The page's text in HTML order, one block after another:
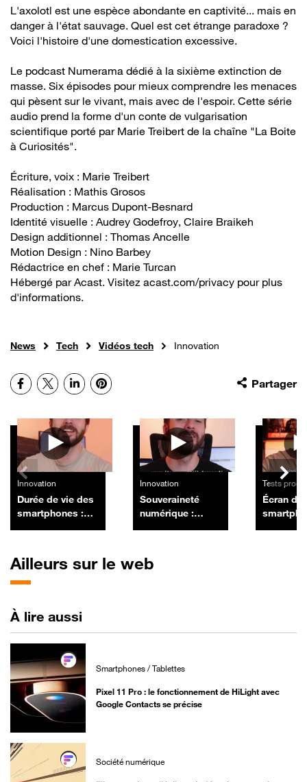
L'axolotl est une espèce abondante en captivité... mais en
danger à l'état sauvage. Quel est cet étrange paradoxe ?
Voici l'histoire d'une domestication excessive.
Le podcast Numerama dédié à la sixième extinction de
masse. Six épisodes pour mieux comprendre les menaces
qui pèsent sur le vivant, mais avec de l'espoir. Cette série
audio prend la forme d'un conte de vulgarisation
scientifique porté par Marie Treibert de la chaîne "La Boite
à Curiosités".
Écriture, voix : Marie Treibert
Réalisation : Mathis Grosos
Production : Marcus Dupont-Besnard
Identité visuelle : Audrey Godefroy, Claire Braikeh
Design additionnel : Thomas Ancelle
Motion Design : Nino Barbey
Rédactrice en chef : Marie Turcan
Hébergé par Acast. Visitez acast.com/privacy pour plus
d'informations.
News Tech Vidéos tech Innovation
Partager
Facebook
X LinkedInPinterest
Autres vidéos
Innovation
Durée de vie des
smartphones :
passé ?
Innovation
Souveraineté
numérique :
nouveaux data
Tests
Écran de
Ailleurs sur le web
À lire aussi
Smartphones / Tablettes
Pixel 11 Pro : le fonctionnement de HiLight avec
Google Contacts se précise
Société numérique